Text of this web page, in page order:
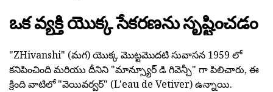
ఒక వ్యక్తి యొక్క సేకరణను సృష్టించడం
"ZHivanshi" (మగ) యొక్క మొట్టమొదటి సువాసన 1959 లో
కనిపించింది మరియు దీనిని "మాన్స్యూర్ డి గివెన్చీ" గా పిలిచారు, ఈ
క్రింది వాటిలో "వెయివర్వర్" (L'eau de Vetiver) ఉన్నాయి.